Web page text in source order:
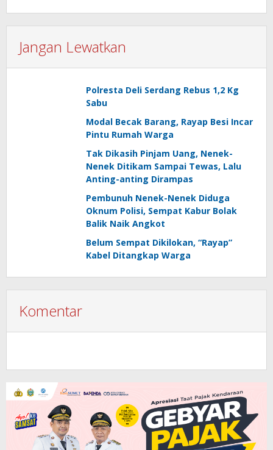
Jangan Lewatkan
Polresta Deli Serdang Rebus 1,2 Kg
Sabu
Modal Becak Barang, Rayap Besi Incar
Pintu Rumah Warga
Tak Dikasih Pinjam Uang, Nenek-
Nenek Ditikam Sampai Tewas, Lalu
Anting-anting Dirampas
Pembunuh Nenek-Nenek Diduga
Oknum Polisi, Sempat Kabur Bolak
Balik Naik Angkot
Belum Sempat Dikilokan, “Rayap”
Kabel Ditangkap Warga
Komentar